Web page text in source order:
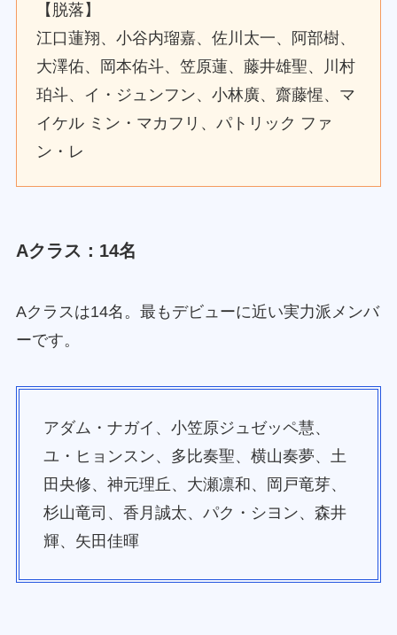
【脱落】
江口蓮翔、小谷内瑠嘉、佐川太一、阿部樹、
大澤佑、岡本佑斗、笠原蓮、藤井雄聖、川村
珀斗、イ・ジュンフン、小林廣、齋藤惺、マ
イケル ミン・マカフリ、パトリック ファ
ン・レ
Aクラス：14名
Aクラスは14名。最もデビューに近い実力派メンバ
ーです。
アダム・ナガイ、小笠原ジュゼッペ慧、
ユ・ヒョンスン、多比奏聖、横山奏夢、土
田央修、神元理丘、大瀬凛和、岡戸竜芽、
杉山竜司、香月誠太、パク・シヨン、森井
輝、矢田佳暉